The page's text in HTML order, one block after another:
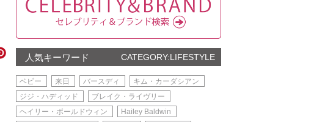
人気キーワード CATEGORY:LIFESTYLE
ベビー 来日 バースディ
キム・カーダシアン
ジジ・ハディッド
ブレイク・ライヴリー
ヘイリー・ボールドウィン
Hailey Baldwin